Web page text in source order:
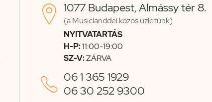
 1077 Budapest, Almássy tér 8.
(a Musiclanddel közös üzletünk)
NYITVATARTÁS
H-P:11:00-19:00
SZ-V:ZÁRVA
 06 1 365 1929
06 30 252 9300